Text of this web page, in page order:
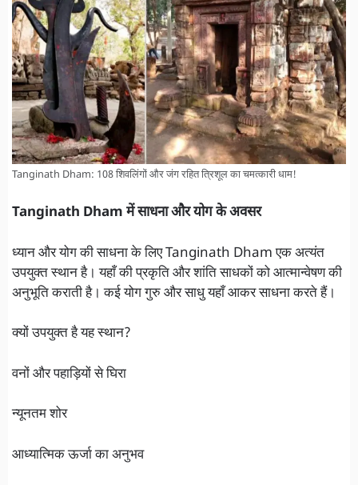
Tanginath Dham: 108 शिवलिंगों और जंग रहित त्रिशूल का चमत्कारी धाम!
Tanginath Dham में साधना और योग के अवसर
ध्यान और योग की साधना के लिए Tanginath Dham एक अत्यंत
उपयुक्त स्थान है। यहाँ की प्रकृति और शांति साधकों को आत्मान्वेषण की
अनुभूति कराती है। कई योग गुरु और साधु यहाँ आकर साधना करते हैं।
क्यों उपयुक्त है यह स्थान?
वनों और पहाड़ियों से घिरा
न्यूनतम शोर
आध्यात्मिक ऊर्जा का अनुभव